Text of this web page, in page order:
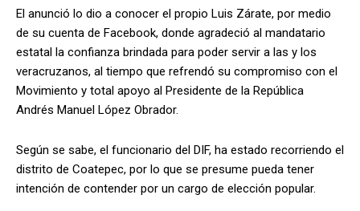
El anunció lo dio a conocer el propio Luis Zárate, por medio
de su cuenta de Facebook, donde agradeció al mandatario
estatal la confianza brindada para poder servir a las y los
veracruzanos, al tiempo que refrendó su compromiso con el
Movimiento y total apoyo al Presidente de la República
Andrés Manuel López Obrador.
Según se sabe, el funcionario del DIF, ha estado recorriendo el
distrito de Coatepec, por lo que se presume pueda tener
intención de contender por un cargo de elección popular.